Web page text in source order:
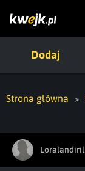
Dodaj
Strona główna
Loralandiril